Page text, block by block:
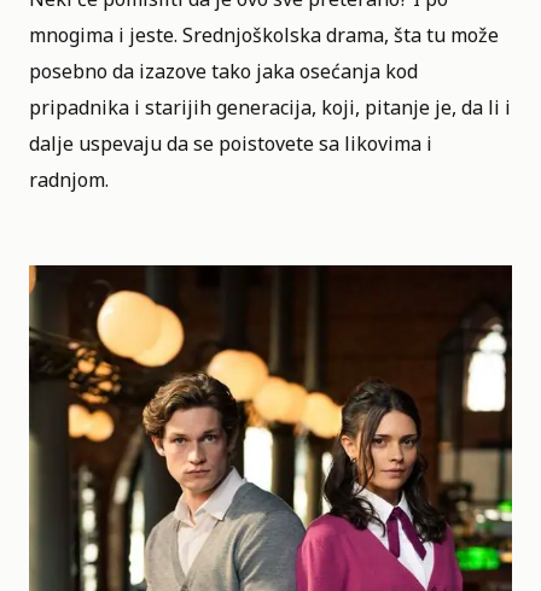
mnogima i jeste. Srednjoškolska drama, šta tu može
posebno da izazove tako jaka osećanja kod
pripadnika i starijih generacija, koji, pitanje je, da li i
dalje uspevaju da se poistovete sa likovima i
radnjom.